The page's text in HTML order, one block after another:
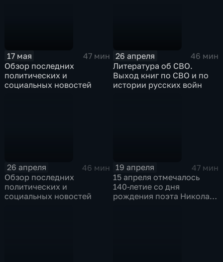
17 мая
47 мин
Обзор последних
политических и
социальных новостей
26 апреля
46 мин
Литература об СВО.
Выход книг по СВО и по
истории русских войн
26 апреля
46 мин
Обзор последних
политических и
социальных новостей
19 апреля
47 мин
15 апреля отмечалось
140-летие со дня
рождения поэта Николая